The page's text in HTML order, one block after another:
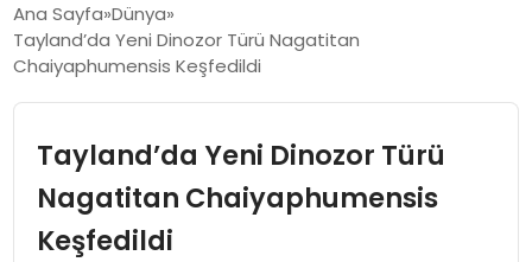
EKONOMI
TEKNOLOJI
EĞITIM
Ana Sayfa Dünya
Tayland’da Yeni Dinozor Türü Nagatitan
Chaiyaphumensis Keşfedildi
Tayland’da Yeni Dinozor Türü
Nagatitan Chaiyaphumensis
Keşfedildi